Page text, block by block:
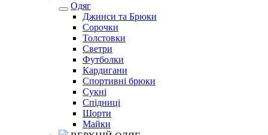
Одяг
Джинси та Брюки
Сорочки
Толстовки
Светри
Футболки
Кардигани
Спортивні брюки
Сукні
Спідниці
Шорти
Майки